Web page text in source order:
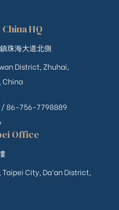
HQ
珠海大道北側
District, Zhuhai,
China
/ 86-756-7798889
Office
City, Da’an District,